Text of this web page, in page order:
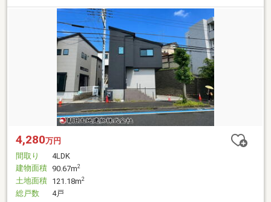
4,280万円
間取り
4LDK
建物面積 90.67m2
土地面積 121.18m2
総戸数
4戸